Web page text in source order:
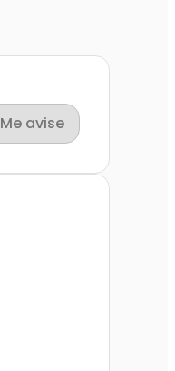
Me avise